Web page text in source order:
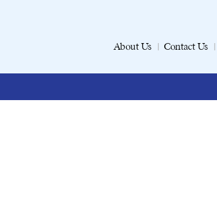
About Us Contact Us